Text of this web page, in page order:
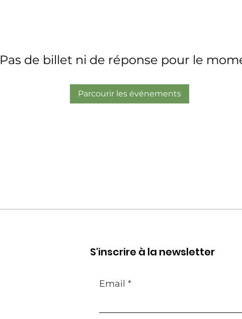
Pas de billet ni de réponse pour le
Parcourir les événements
S'inscrire à la newsletter
Email